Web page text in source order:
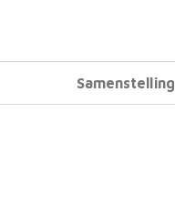
Samenstelling